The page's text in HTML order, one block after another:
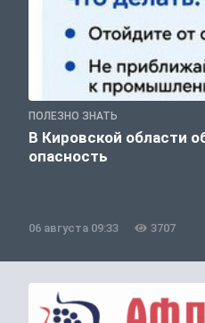
ПОЛЕЗНО ЗНАТЬ
В Кировской области
опасность
06 августа 09:33 3707